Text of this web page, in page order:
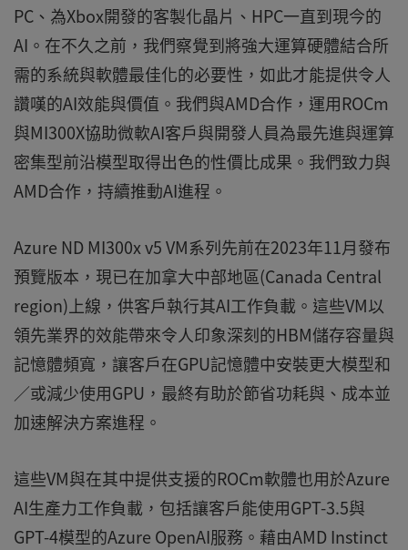
PC、為Xbox開發的客製化晶片、HPC一直到現今的
AI。在不久之前，我們察覺到將強大運算硬體結合所
需的系統與軟體最佳化的必要性，如此才能提供令人
讚嘆的AI效能與價值。我們與AMD合作，運用ROCm
與MI300X協助微軟AI客戶與開發人員為最先進與運算
密集型前沿模型取得出色的性價比成果。我們致力與
AMD合作，持續推動AI進程。
Azure ND MI300x v5 VM系列先前在2023年11月發布
預覽版本，現已在加拿大中部地區(Canada Central
region)上線，供客戶執行其AI工作負載。這些VM以
領先業界的效能帶來令人印象深刻的HBM儲存容量與
記憶體頻寬，讓客戶在GPU記憶體中安裝更大模型和
／或減少使用GPU，最終有助於節省功耗與、成本並
加速解決方案進程。
這些VM與在其中提供支援的ROCm軟體也用於Azure
AI生產力工作負載，包括讓客戶能使用GPT-3.5與
GPT-4模型的Azure OpenAI服務。藉由AMD Instinct